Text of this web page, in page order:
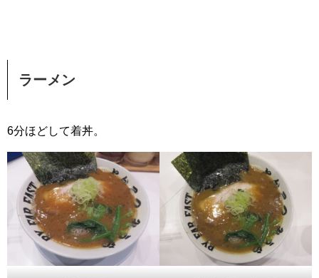
ラーメン
6分ほどして着丼。